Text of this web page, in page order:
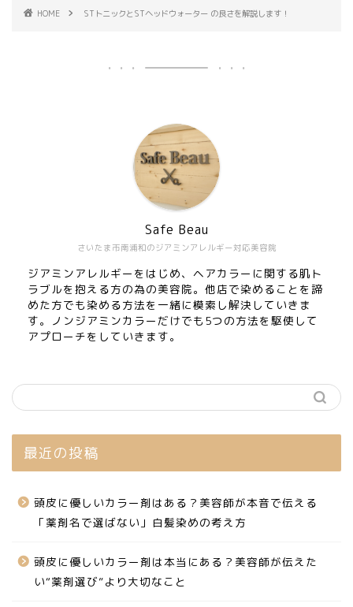
HOME STトニックとSTヘッドウォーター の良さを解説します！
さいたま市南浦和のジアミンアレルギー対応美容院
Safe Beau
ジアミンアレルギーをはじめ、ヘアカラーに関する肌ト
ラブルを抱える方の為の美容院。他店で染めることを諦
めた方でも染める方法を一緒に模索し解決していきま
す。ノンジアミンカラーだけでも5つの方法を駆使して
アプローチをしていきます。
最近の投稿
頭皮に優しいカラー剤はある？美容師が本音で伝える
「薬剤名で選ばない」白髪染めの考え方
頭皮に優しいカラー剤は本当にある？美容師が伝えた
い“薬剤選び”より大切なこと